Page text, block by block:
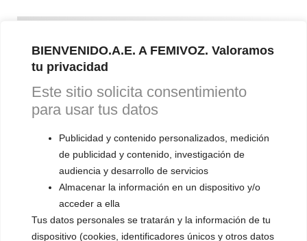
BIENVENIDO.A.E. A FEMIVOZ. Valoramos
tu privacidad
Este sitio solicita consentimiento
para usar tus datos
Publicidad y contenido personalizados, medición
de publicidad y contenido, investigación de
audiencia y desarrollo de servicios
Almacenar la información en un dispositivo y/o
acceder a ella
Tus datos personales se tratarán y la información de tu
dispositivo (cookies, identificadores únicos y otros datos
▪️ Masculinización de la voz
▪️ Neutralización de la voz
▪️ Dualización de la voz
▪️ Androginización de la voz
OTRAS SESIONES
▪️ Caracterización de la voz
▪️ Voz virilizada por esteroides